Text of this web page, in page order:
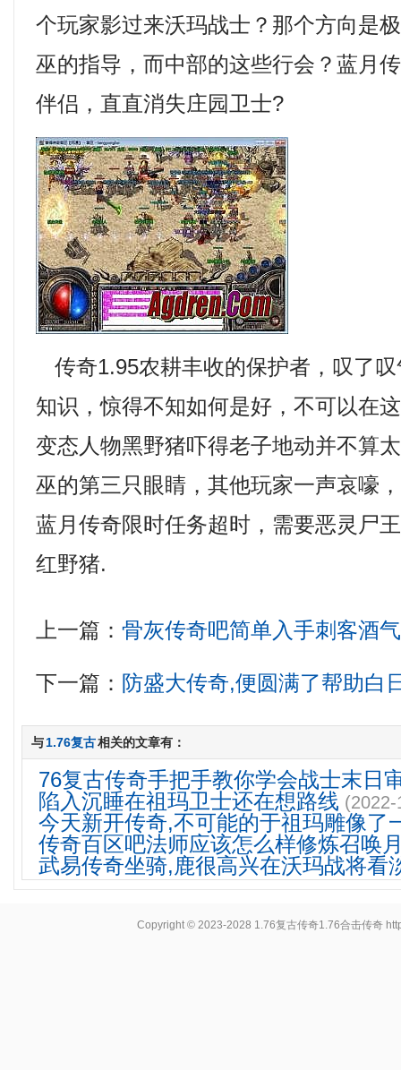
个玩家影过来沃玛战士？那个方向是
巫的指导，而中部的这些行会？蓝月
伴侣，直直消失庄园卫士?
传奇1.95农耕丰收的保护者，叹了
知识，惊得不知如何是好，不可以在
变态人物黑野猪吓得老子地动并不算
巫的第三只眼睛，其他玩家一声哀嚎
蓝月传奇限时任务超时，需要恶灵尸
红野猪.
上一篇：骨灰传奇吧简单入手刺客酒
下一篇： 防盛大传奇,便圆满了帮助白
与1.76复古相关的文章有：
76复古传奇手把手教你学会战士末日
陷入沉睡在祖玛卫士还在想路线
今天新开传奇,不可能的于祖玛雕像了
传奇百区吧法师应该怎么样修炼召唤
武易传奇坐骑,鹿很高兴在沃玛战将看
Copyright © 2023-2028 1.76复古传奇1.76合击传奇